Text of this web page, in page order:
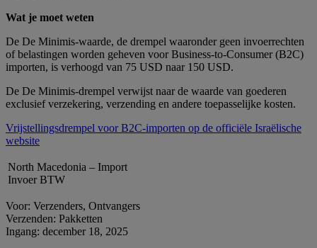
Wat je moet weten
De De Minimis‑waarde, de drempel waaronder geen invoerrechten
of belastingen worden geheven voor Business‑to‑Consumer (B2C)
importen, is verhoogd van 75 USD naar 150 USD.
De De Minimis‑drempel verwijst naar de waarde van goederen
exclusief verzekering, verzending en andere toepasselijke kosten.
Vrijstellingsdrempel voor B2C‑importen op de officiële Israëlische
website
North Macedonia – Import
Invoer BTW
Voor: Verzenders, Ontvangers
Verzenden: Pakketten
Ingang: december 18, 2025